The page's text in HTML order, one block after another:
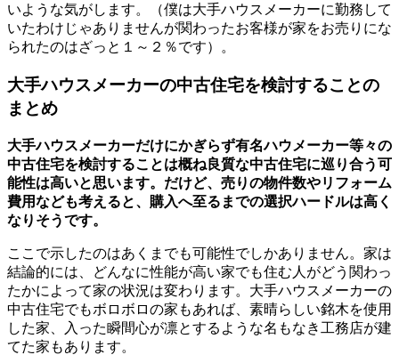
いような気がします。（僕は大手ハウスメーカーに勤務して
いたわけじゃありませんが関わったお客様が家をお売りにな
られたのはざっと１～２％です）。
大手ハウスメーカーの中古住宅を検討することの
まとめ
大手ハウスメーカーだけにかぎらず有名ハウメーカー等々の
中古住宅を検討することは概ね良質な中古住宅に巡り合う可
能性は高いと思います。だけど、売りの物件数やリフォーム
費用なども考えると、購入へ至るまでの選択ハードルは高く
なりそうです。
ここで示したのはあくまでも可能性でしかありません。家は
結論的には、どんなに性能が高い家でも住む人がどう関わっ
たかによって家の状況は変わります。大手ハウスメーカーの
中古住宅でもボロボロの家もあれば、素晴らしい銘木を使用
した家、入った瞬間心が凛とするような名もなき工務店が建
てた家もあります。